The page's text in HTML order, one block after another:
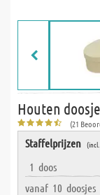
Houten
(21
Staffelprijzen
1 doos
vanaf 10 doosjes